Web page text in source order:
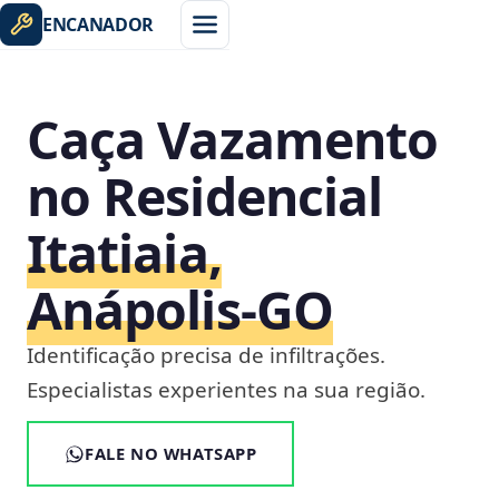
ENCANADOR
Caça Vazamento
no Residencial
Itatiaia,
Anápolis‑GO
Identificação precisa de infiltrações.
Especialistas experientes na sua região.
FALE NO WHATSAPP